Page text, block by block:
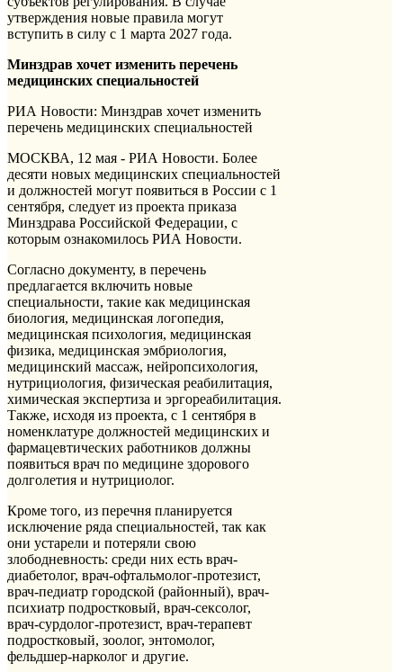
утверждения новые правила могут
вступить в силу с 1 марта 2027 года.
Минздрав хочет изменить перечень
медицинских специальностей
РИА Новости: Минздрав хочет изменить
перечень медицинских специальностей
МОСКВА, 12 мая - РИА Новости. Более
десяти новых медицинских специальностей
и должностей могут появиться в России с 1
сентября, следует из проекта приказа
Минздрава Российской Федерации, с
которым ознакомилось РИА Новости.
Согласно документу, в перечень
предлагается включить новые
специальности, такие как медицинская
биология, медицинская логопедия,
медицинская психология, медицинская
физика, медицинская эмбриология,
медицинский массаж, нейропсихология,
нутрициология, физическая реабилитация,
химическая экспертиза и эргореабилитация.
Также, исходя из проекта, с 1 сентября в
номенклатуре должностей медицинских и
фармацевтических работников должны
появиться врач по медицине здорового
долголетия и нутрициолог.
Кроме того, из перечня планируется
исключение ряда специальностей, так как
они устарели и потеряли свою
злободневность: среди них есть врач-
диабетолог, врач-офтальмолог-протезист,
врач-педиатр городской (районный), врач-
психиатр подростковый, врач-сексолог,
врач-сурдолог-протезист, врач-терапевт
подростковый, зоолог, энтомолог,
фельдшер-нарколог и другие.